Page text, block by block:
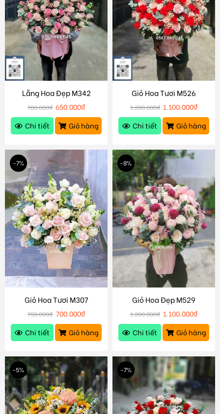
Lẵng Hoa Đẹp M342
700.000₫ 650.000₫
Chi tiết
Giỏ hàng
Giỏ Hoa Tươi M526
1.200.000₫ 1.100.000₫
Chi tiết
Giỏ hàng
-7%
Giỏ Hoa Tươi M307
750.000₫ 700.000₫
Chi tiết
Giỏ hàng
-8%
Giỏ Hoa Đẹp M529
1.200.000₫ 1.100.000₫
Chi tiết
Giỏ hàng
-5% -7%